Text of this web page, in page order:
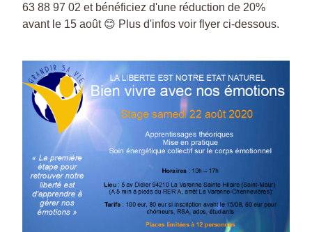
63 88 97 02 et bénéficiez d'une réduction de 20%
avant le 15 août 😊 Plus d'infos voir flyer ci-dessous.